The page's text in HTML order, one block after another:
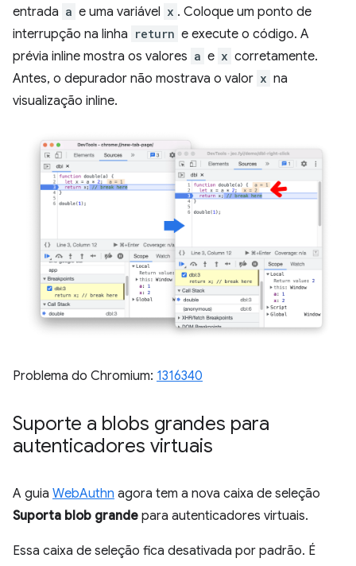
entrada a e uma variável x . Coloque um ponto de
interrupção na linha return e execute o código. A
prévia inline mostra os valores a e x corretamente.
Antes, o depurador não mostrava o valor x na
visualização inline.
Problema do Chromium: 1316340
Suporte a blobs grandes para
autenticadores virtuais
A guia WebAuthn agora tem a nova caixa de seleção
Suporta blob grande para autenticadores virtuais.
Essa caixa de seleção fica desativada por padrão. É